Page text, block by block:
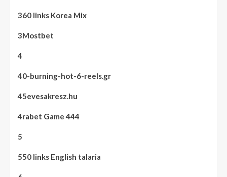
360 links Korea Mix
3Mostbet
4
40-burning-hot-6-reels.gr
45evesakresz.hu
4rabet Game 444
5
550 links English talaria